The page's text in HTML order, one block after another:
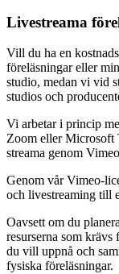
Livestreama
Vill du ha en
föreläsningar eller
studio, medan vi vid
studios och
Vi arbetar i princip
Zoom eller Microsoft
streama genom
Genom vår Vimeo-
och livestreaming till
Oavsett om du
resurserna som
du vill uppnå och
fysiska föreläsningar.